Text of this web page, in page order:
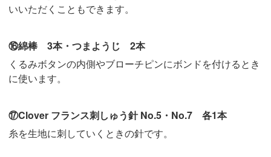
いいただくこともできます。
⑯綿棒 3本・つまようじ 2本
くるみボタンの内側やブローチピンにボンドを付けるとき
に使います。
⑰Clover フランス刺しゅう針 No.5・No.7 各1本
糸を生地に刺していくときの針です。